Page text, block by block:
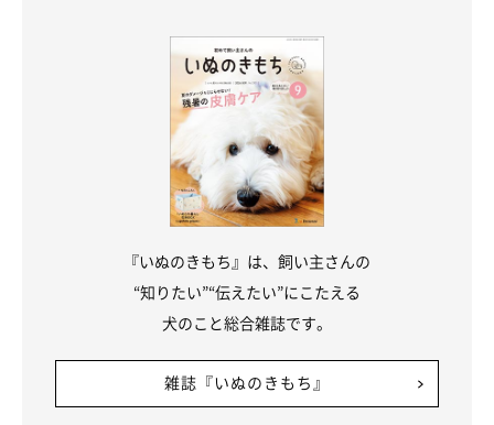
こんなときは「やめて」のサイン
モフモフしている最中に犬が以下のような反応を見せたときは、
「もうやめて」のサイン。しつこくしすぎると愛犬に嫌われる原
因になるので、モフモフするのは終わりにしましょう。
歯を見せて不快なシグナルを出している
しっぽをイライラ動かしている
『いぬのきもち』は、飼い主さんの
“知りたい”“伝えたい”にこたえる
犬のこと総合雑誌です。
雑誌『いぬのきもち』